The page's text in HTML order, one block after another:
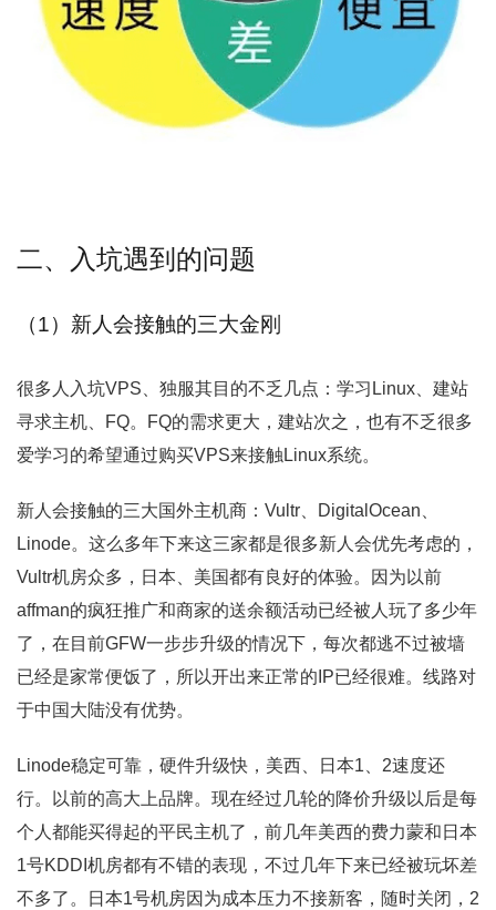
二、入坑遇到的问题
（1）新人会接触的三大金刚
很多人入坑VPS、独服其目的不乏几点：学习Linux、建站
寻求主机、FQ。FQ的需求更大，建站次之，也有不乏很多
爱学习的希望通过购买VPS来接触Linux系统。
新人会接触的三大国外主机商：Vultr、DigitalOcean、
Linode。这么多年下来这三家都是很多新人会优先考虑的，
Vultr机房众多，日本、美国都有良好的体验。因为以前
affman的疯狂推广和商家的送余额活动已经被人玩了多少年
了，在目前GFW一步步升级的情况下，每次都逃不过被墙
已经是家常便饭了，所以开出来正常的IP已经很难。线路对
于中国大陆没有优势。
Linode稳定可靠，硬件升级快，美西、日本1、2速度还
行。以前的高大上品牌。现在经过几轮的降价升级以后是每
个人都能买得起的平民主机了，前几年美西的费力蒙和日本
1号KDDI机房都有不错的表现，不过几年下来已经被玩坏差
不多了。日本1号机房因为成本压力不接新客，随时关闭，2